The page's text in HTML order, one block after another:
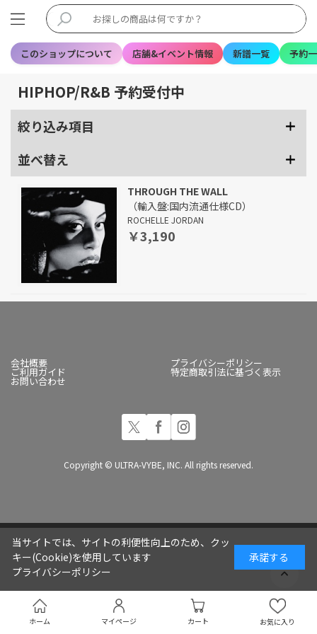
このショップについて 店舗&イベント情報 新譜一覧 予約
ホーム マイページ カート お気に入り
HIPHOP/R&B 予約受付中
絞り込み項目
並べ替え
THROUGH THE WALL
（輸入盤:国内流通仕様CD）
ROCHELLE JORDAN
￥3,190
会社概要 プライバシーポリシー
ご利用ガイド 特定商取引法に基づく表示
お問い合わせ
Copyright © ULTRA-VYBE, INC. All rights reserved.
当サイトでは、サイトの利便性向上のため、クッ
キー(Cookie)を使用しています
プライバシーポリシー
承諾する